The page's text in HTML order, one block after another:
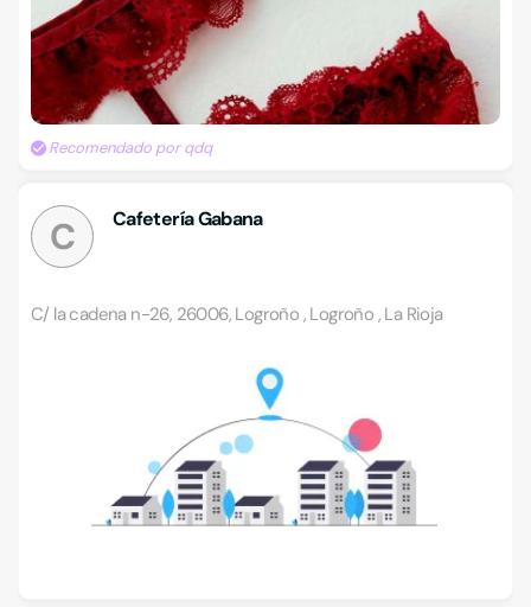
Recomendado por qdq
C Cafetería Gabana
C/ la cadena n-26, 26006, Logroño , Logroño , La Rioja